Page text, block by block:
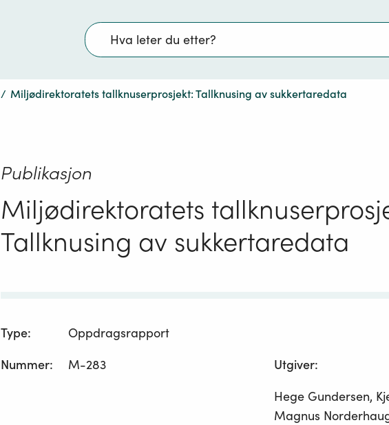
Søk
/ Miljødirektoratets tallknuserprosjekt: Tallknusing av sukkertaredata
Publikasjon
Miljødirektoratets
Tallknusing av sukkertaredata
Type:
Oppdragsrapport
Nummer: M-283 Utgiver:
Hege Gundersen,
Magnus